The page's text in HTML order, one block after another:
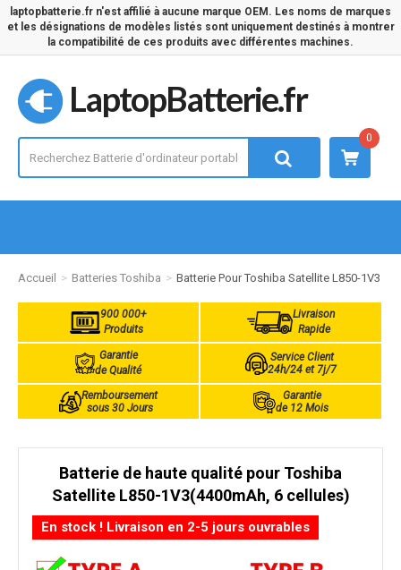
laptopbatterie.fr n'est affilié à aucune marque OEM. Les noms de marques
et les désignations de modèles listés sont uniquement destinés à montrer
la compatibilité de ces produits avec différentes machines.
LaptopBatterie.fr
0
Accueil Batteries Toshiba Batterie Pour Toshiba Satellite L850-1V3
900 000+
Produits
Livraison
Rapide
Garantie
de Qualité
Service Client
24h/24 et 7j/7
Remboursement
sous 30 Jours
Garantie
de 12 Mois
Batterie de haute qualité pour Toshiba
Satellite L850-1V3(4400mAh, 6 cellules)
En stock ! Livraison en 2-5 jours ouvrables